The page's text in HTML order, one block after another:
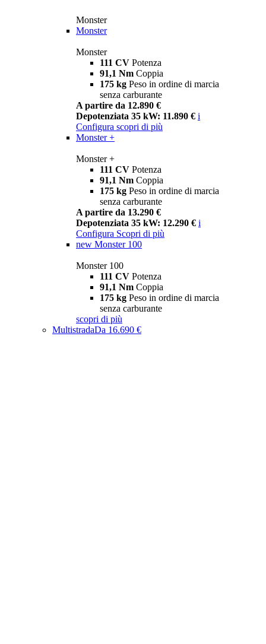
Monster
Monster
Monster
111 CV Potenza
91,1 Nm Coppia
175 kg Peso in ordine di marcia
senza carburante
A partire da 12.890 €
Depotenziata 35 kW: 11.890 € i
Configura scopri di più
Monster +
Monster +
111 CV Potenza
91,1 Nm Coppia
175 kg Peso in ordine di marcia
senza carburante
A partire da 13.290 €
Depotenziata 35 kW: 12.290 € i
Configura Scopri di più
new Monster 100
Monster 100
111 CV Potenza
91,1 Nm Coppia
175 kg Peso in ordine di marcia
senza carburante
scopri di più
MultistradaDa 16.690 €